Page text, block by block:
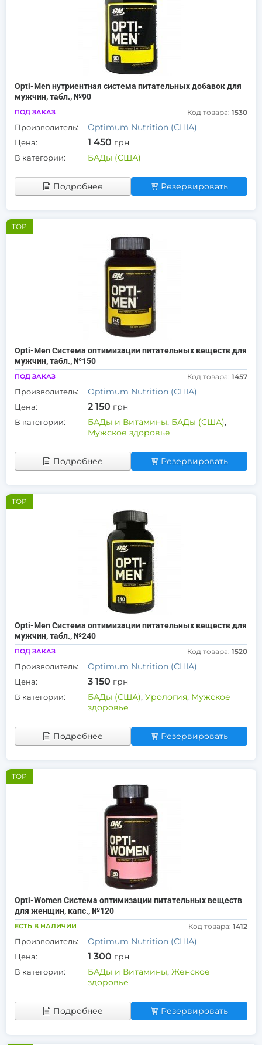
Opti-Men нутриентная система питательных добавок для
мужчин, табл., №90
ПОД ЗАКАЗ Код товара: 1530
Производитель: Optimum Nutrition (США)
Цена: 1 450 грн
В категории: БАДы (США)
Подробнее Резервировать
TOP
Opti-Men Система оптимизации питательных веществ для
мужчин, табл., №150
ПОД ЗАКАЗ Код товара: 1457
Производитель: Optimum Nutrition (США)
Цена: 2 150 грн
В категории: БАДы и Витамины, БАДы (США),
Мужское здоровье
Подробнее Резервировать
TOP
Opti-Men Система оптимизации питательных веществ для
мужчин, табл., №240
ПОД ЗАКАЗ Код товара: 1520
Производитель: Optimum Nutrition (США)
Цена: 3 150 грн
В категории: БАДы (США), Урология, Мужское
здоровье
Подробнее Резервировать
TOP
Opti-Women Система оптимизации питательных веществ
для женщин, капс., №120
ЕСТЬ В НАЛИЧИИ Код товара: 1412
Производитель: Optimum Nutrition (США)
Цена: 1 300 грн
В категории: БАДы и Витамины, Женское
здоровье
Подробнее Резервировать